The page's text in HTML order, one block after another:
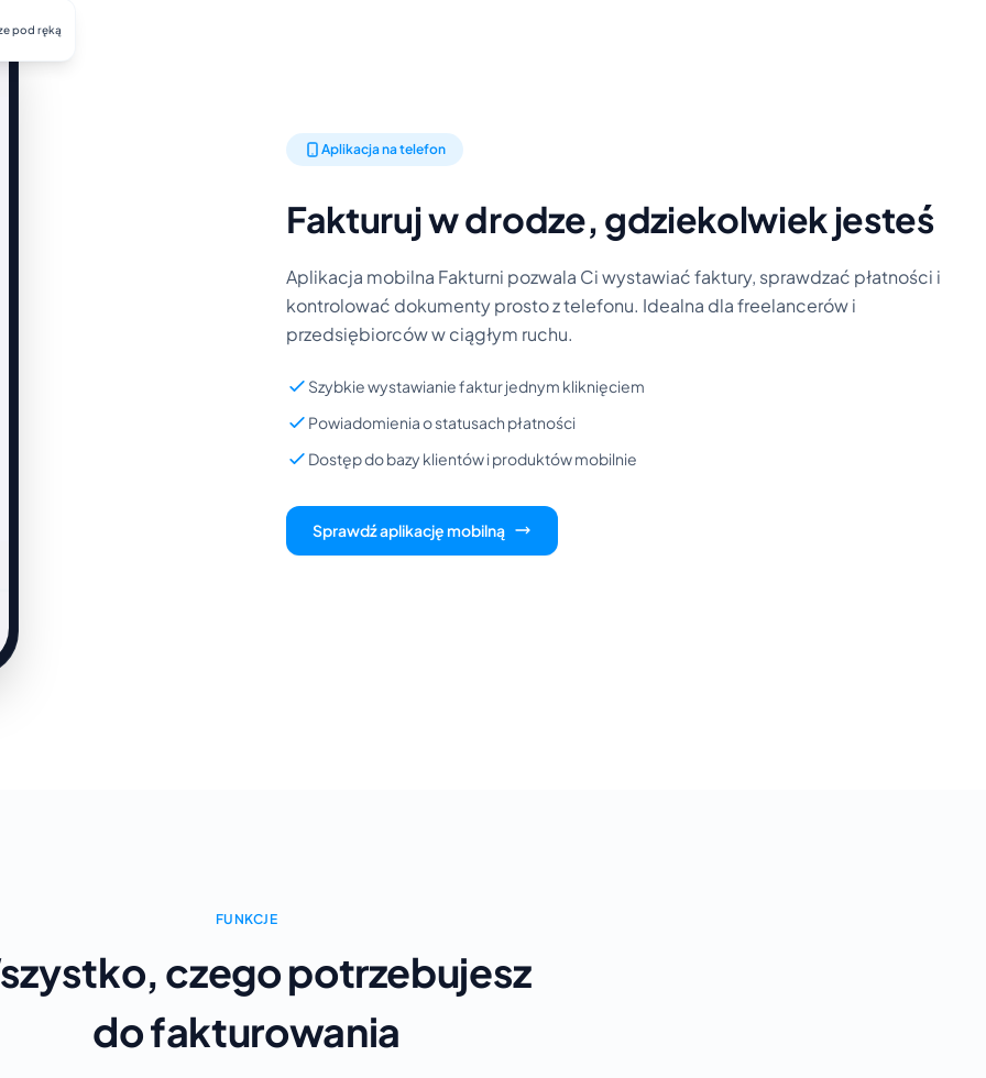
pod ręką
Aplikacja na telefon
Fakturuj w drodze, gdziekolwiek jesteś
Aplikacja mobilna Fakturni pozwala Ci wystawiać faktury, sprawdzać płatności i
kontrolować dokumenty prosto z telefonu. Idealna dla freelancerów i
przedsiębiorców w ciągłym ruchu.
Szybkie wystawianie faktur jednym kliknięciem
Powiadomienia o statusach płatności
Dostęp do bazy klientów i produktów mobilnie
Sprawdź aplikację mobilną
FUNKCJE
czego potrzebujesz
do fakturowania